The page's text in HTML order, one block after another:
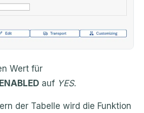
Wert für
auf YES.
der Tabelle wird die Funktion